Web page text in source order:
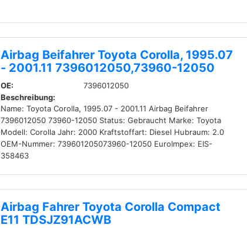
Airbag Beifahrer Toyota Corolla, 1995.07
- 2001.11 7396012050,73960-12050
OE:
7396012050
Beschreibung:
Name: Toyota Corolla, 1995.07 - 2001.11 Airbag Beifahrer
7396012050 73960-12050 Status: Gebraucht Marke: Toyota
Modell: Corolla Jahr: 2000 Kraftstoffart: Diesel Hubraum: 2.0
OEM-Nummer: 739601205073960-12050 EuroImpex: EIS-
358463
Airbag Fahrer Toyota Corolla Compact
E11 TDSJZ91ACWB